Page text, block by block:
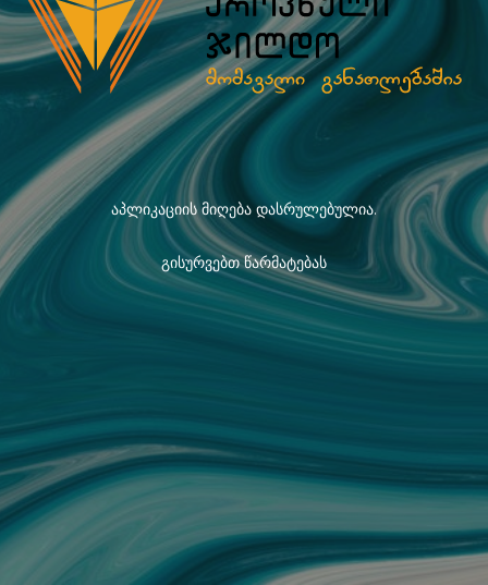
აპლიკაციის მიღება დასრულებულია.
გისურვებთ წარმატებას